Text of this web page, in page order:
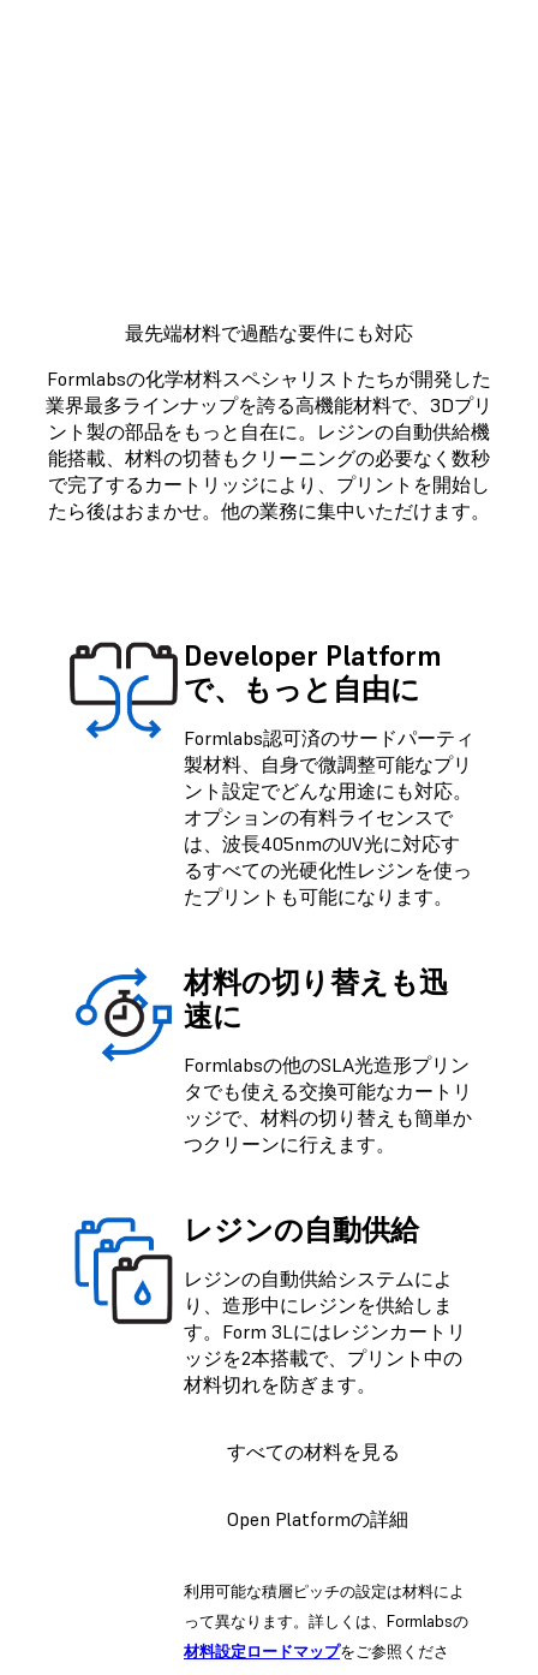
最先端材料で過酷な要件にも対応
Formlabsの化学材料スペシャリストたちが開発した
業界最多ラインナップを誇る高機能材料で、3Dプリ
ント製の部品をもっと自在に。レジンの自動供給機
能搭載、材料の切替もクリーニングの必要なく数秒
で完了するカートリッジにより、プリントを開始し
たら後はおまかせ。他の業務に集中いただけます。
Developer Platform
で、もっと自由に
Formlabs認可済のサードパーティ
製材料、自身で微調整可能なプリ
ント設定でどんな用途にも対応。
オプションの有料ライセンスで
は、波長405nmのUV光に対応す
るすべての光硬化性レジンを使っ
たプリントも可能になります。
材料の切り替えも迅
速に
Formlabsの他のSLA光造形プリン
タでも使える交換可能なカートリ
ッジで、材料の切り替えも簡単か
つクリーンに行えます。
レジンの自動供給
レジンの自動供給システムによ
り、造形中にレジンを供給しま
す。Form 3Lにはレジンカートリ
ッジを2本搭載で、プリント中の
材料切れを防ぎます。
すべての材料を見る
Open Platformの詳細
利用可能な積層ピッチの設定は材料によ
って異なります。詳しくは、Formlabsの
材料設定ロードマップをご参照くださ